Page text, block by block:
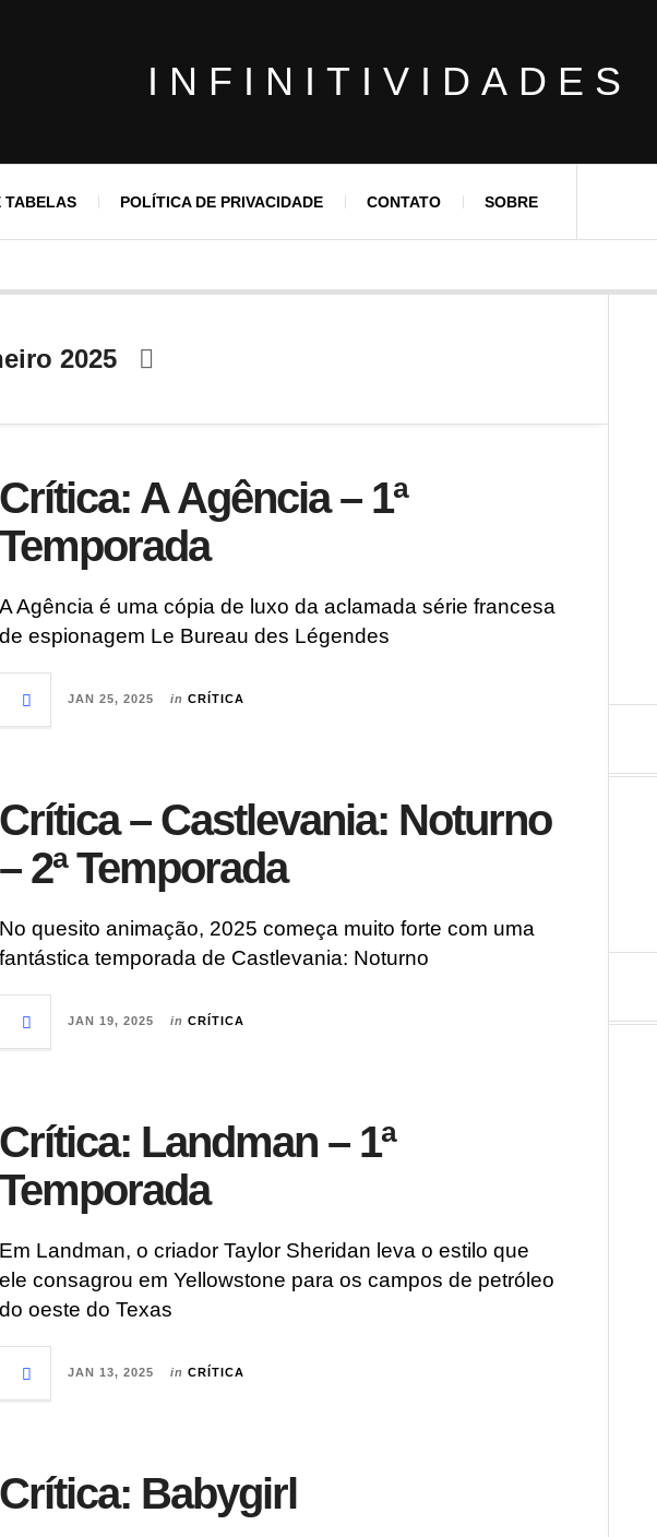
INFINITIVIDADES
TABELAS POLÍTICA DE PRIVACIDADE CONTATO SOBRE
2025
Crítica: A Agência – 1ª
Temporada
A Agência é uma cópia de luxo da aclamada série francesa
de espionagem Le Bureau des Légendes
JAN 25, 2025 in CRÍTICA
Crítica – Castlevania: Noturno
– 2ª Temporada
No quesito animação, 2025 começa muito forte com uma
fantástica temporada de Castlevania: Noturno
JAN 19, 2025 in CRÍTICA
Crítica: Landman – 1ª
Temporada
Em Landman, o criador Taylor Sheridan leva o estilo que
ele consagrou em Yellowstone para os campos de petróleo
do oeste do Texas
JAN 13, 2025 in CRÍTICA
Crítica: Babygirl